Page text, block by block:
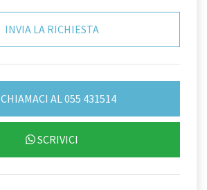
CHIAMACI AL 055 431514
SCRIVICI